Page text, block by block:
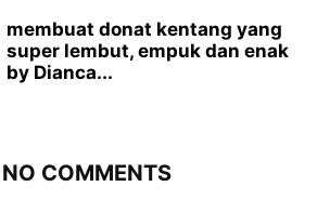
membuat donat kentang yang
super lembut, empuk dan enak
by Dianca...
NO COMMENTS